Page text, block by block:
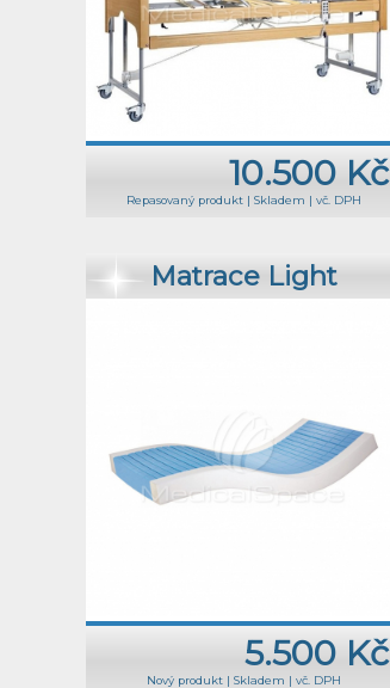
10.500 Kč
Repasovaný produkt | Skladem | vč. DPH
Matrace Light
5.500 Kč
Nový produkt | Skladem | vč. DPH